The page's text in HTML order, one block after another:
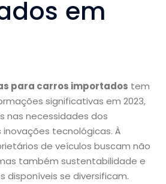
em
para carros importados tem
significativas em 2023,
nas necessidades dos
tecnológicas. À
de veículos buscam não
também sustentabilidade e
disponíveis se diversificam.